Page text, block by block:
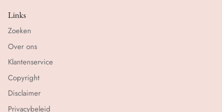
Links
Zoeken
Over ons
Klantenservice
Copyright
Disclaimer
Privacybeleid